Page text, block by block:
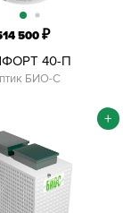
500₽
40-П
БИО-С
+